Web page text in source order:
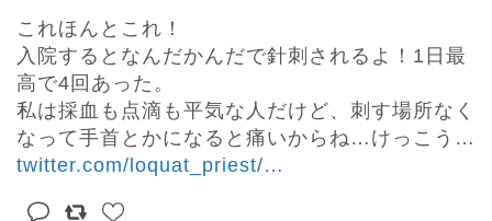
これほんとこれ！
入院するとなんだかんだで針刺されるよ！1日最
高で4回あった。
私は採血も点滴も平気な人だけど、刺す場所なく
twitter.com/loquat_priest/…